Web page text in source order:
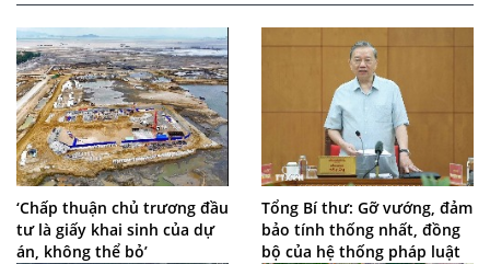
‘Chấp thuận chủ trương đầu
tư là giấy khai sinh của dự
án, không thể bỏ’
Tổng Bí thư: Gỡ vướng, đảm
bảo tính thống nhất, đồng
bộ của hệ thống pháp luật